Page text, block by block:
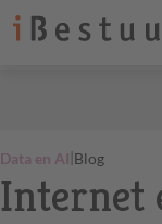
Data en AI|Blog
Internet